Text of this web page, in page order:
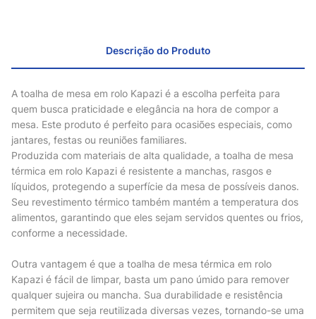
Descrição do Produto
A toalha de mesa em rolo Kapazi é a escolha perfeita para
quem busca praticidade e elegância na hora de compor a
mesa. Este produto é perfeito para ocasiões especiais, como
jantares, festas ou reuniões familiares.
Produzida com materiais de alta qualidade, a toalha de mesa
térmica em rolo Kapazi é resistente a manchas, rasgos e
líquidos, protegendo a superfície da mesa de possíveis danos.
Seu revestimento térmico também mantém a temperatura dos
alimentos, garantindo que eles sejam servidos quentes ou frios,
conforme a necessidade.
Outra vantagem é que a toalha de mesa térmica em rolo
Kapazi é fácil de limpar, basta um pano úmido para remover
qualquer sujeira ou mancha. Sua durabilidade e resistência
permitem que seja reutilizada diversas vezes, tornando-se uma